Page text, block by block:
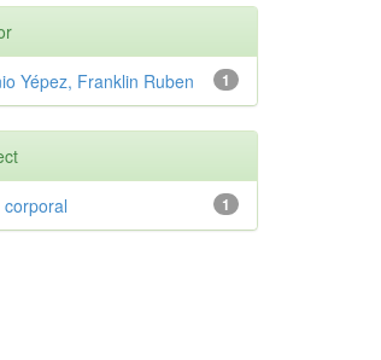
1
Yépez, Franklin Ruben
1
corporal